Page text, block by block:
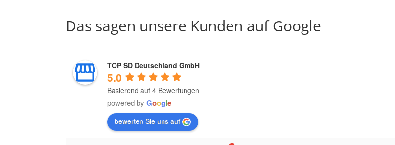
Das sagen unsere Kunden auf Google
TOP SD Deutschland GmbH
5.0
Basierend auf 4 Bewertungen
powered byGoogle
bewerten Sie uns auf